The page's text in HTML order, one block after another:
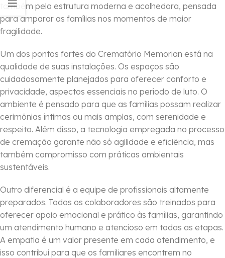
também pela estrutura moderna e acolhedora, pensada
para amparar as famílias nos momentos de maior
fragilidade.
Um dos pontos fortes do Crematório Memorian está na
qualidade de suas instalações. Os espaços são
cuidadosamente planejados para oferecer conforto e
privacidade, aspectos essenciais no período de luto. O
ambiente é pensado para que as famílias possam realizar
cerimônias íntimas ou mais amplas, com serenidade e
respeito. Além disso, a tecnologia empregada no processo
de cremação garante não só agilidade e eficiência, mas
também compromisso com práticas ambientais
sustentáveis.
Outro diferencial é a equipe de profissionais altamente
preparados. Todos os colaboradores são treinados para
oferecer apoio emocional e prático às famílias, garantindo
um atendimento humano e atencioso em todas as etapas.
A empatia é um valor presente em cada atendimento, e
isso contribui para que os familiares encontrem no